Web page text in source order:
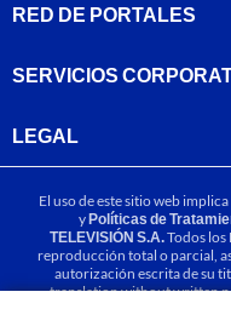
RED DE PORTALES
SERVICIOS
LEGAL
El uso de este sitio web
yPolíticas de
TELEVISIÓN S.A.Todos los
reproducción total o parcial,
autorización escrita de su
translation without written